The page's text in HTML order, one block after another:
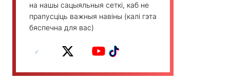
на нашы сацыяльныя сеткі, каб не
прапусціць важныя навіны (калі гэта
бяспечна для вас)